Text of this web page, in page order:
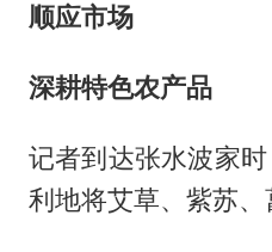
顺应市场
深耕特色农产品
记者到达张水波家
利地将艾草、紫苏、